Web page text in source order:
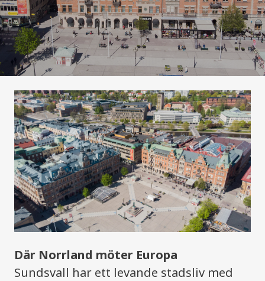
Där Norrland möter Europa
Sundsvall har ett levande stadsliv med